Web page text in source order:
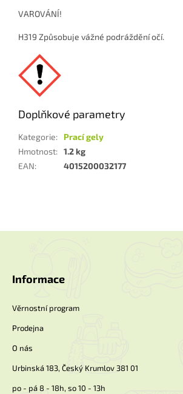
VAROVÁNÍ!
H319 Způsobuje vážné podráždění očí.
Doplňkové parametry
Kategorie:
Prací gely
Hmotnost: 1.2 kg
EAN: 4015200032177
Informace
Věrnostní program
Prodejna
O nás
Urbinská 183, Český Krumlov 381 01
po - pá 8 - 18h, so 10 - 13h